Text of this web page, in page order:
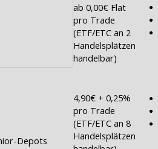
ab 0,00€ Flat
pro Trade
(ETF/ETC an 2
Handelsplätzen
handelbar)
Depots
4,90€ + 0,25%
pro Trade
(ETF/ETC an 8
Handelsplätzen